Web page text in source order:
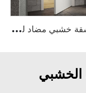
ب
اب شقة خشبي مضاد للحريق
الخشبي